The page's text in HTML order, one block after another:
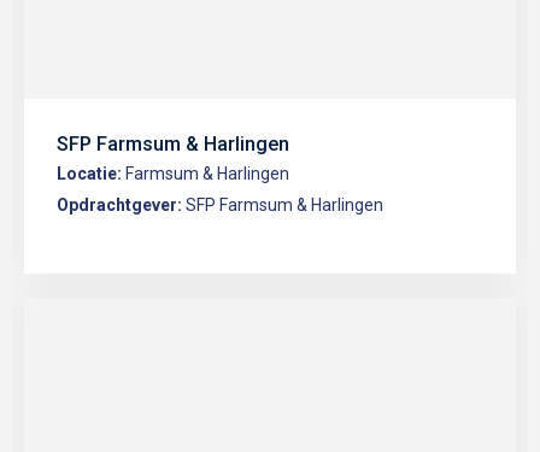
SFP Farmsum & Harlingen
Locatie: Farmsum & Harlingen
Opdrachtgever: SFP Farmsum & Harlingen